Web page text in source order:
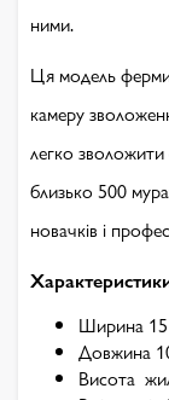
ними.
Ця модель
камеру
легко
близько 500
новачків і
Ширина
Довжина
Висота